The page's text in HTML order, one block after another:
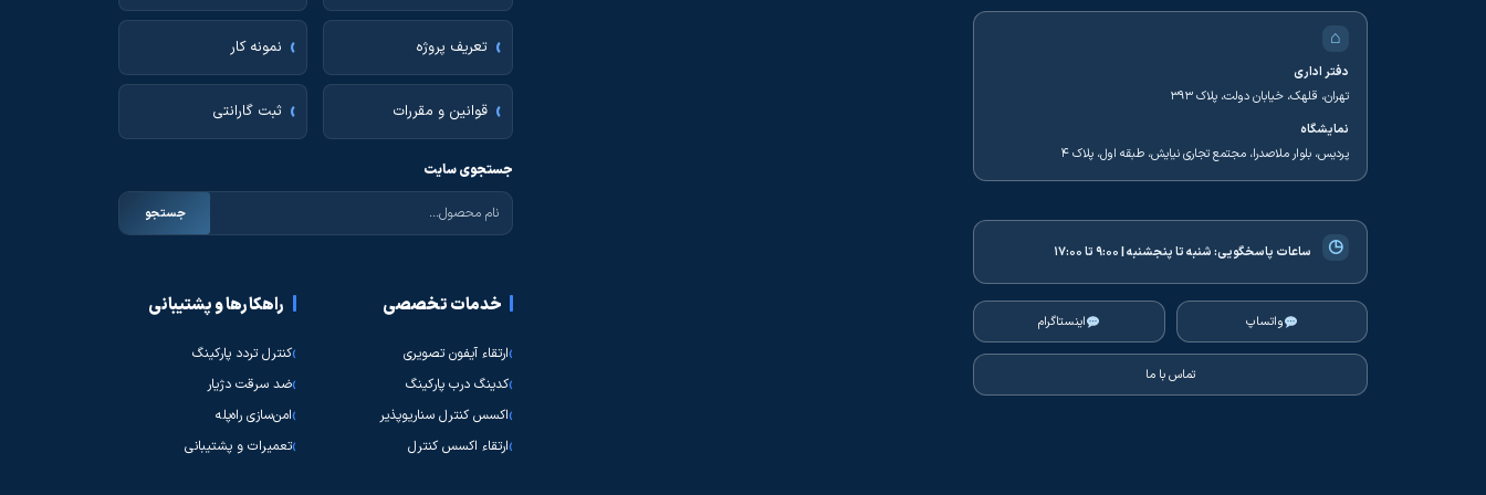
⌂
دفتر اداری
تهران، قلهک، خیابان دولت، پلاک ۳۹۳
نمایشگاه
پردیس، بلوار ملاصدرا، مجتمع تجاری نیایش، طبقه اول، پلاک ۴
◷ ساعات پاسخگویی:شنبه تا پنجشنبه | ۹:۰۰ تا ۱۷:۰۰
واتساپ اینستاگرام
تماس با ما
تعریف پروژه نمونه کار
قوانین و مقررات ثبت گارانتی
جستجوی سایت
جستجو
خدمات تخصصی
ارتقاء آیفون تصویری
کدینگ درب پارکینگ
اکسس کنترل سناریوپذیر
ارتقاء اکسس کنترل
راهکارها و پشتیبانی
کنترل تردد پارکینگ
ضد سرقت دژیار
امن‌سازی راه‌پله
تعمیرات و پشتیبانی